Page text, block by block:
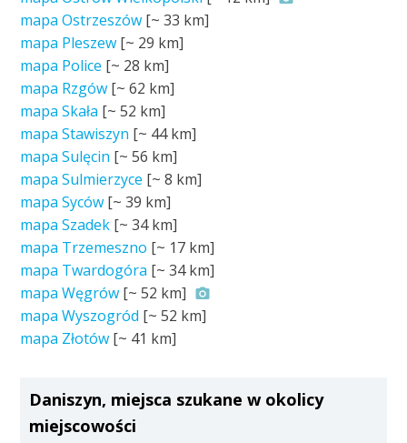
mapa Ostrzeszów [~33 km]
mapa Pleszew [~ 29 km]
mapa Police [~ 28 km]
mapa Rzgów [~62 km]
mapa Skała [~52 km]
mapa Stawiszyn [~ 44 km]
mapa Sulęcin [~56 km]
mapa Sulmierzyce [~8 km]
mapa Syców [~39 km]
mapa Szadek [~34 km]
mapa Trzemeszno [~ 17 km]
mapa Twardogóra [~34 km]
mapa Węgrów [~52 km]
mapa Wyszogród [~52 km]
mapa Złotów [~ 41 km]
Daniszyn, miejsca szukane w okolicy
miejscowości